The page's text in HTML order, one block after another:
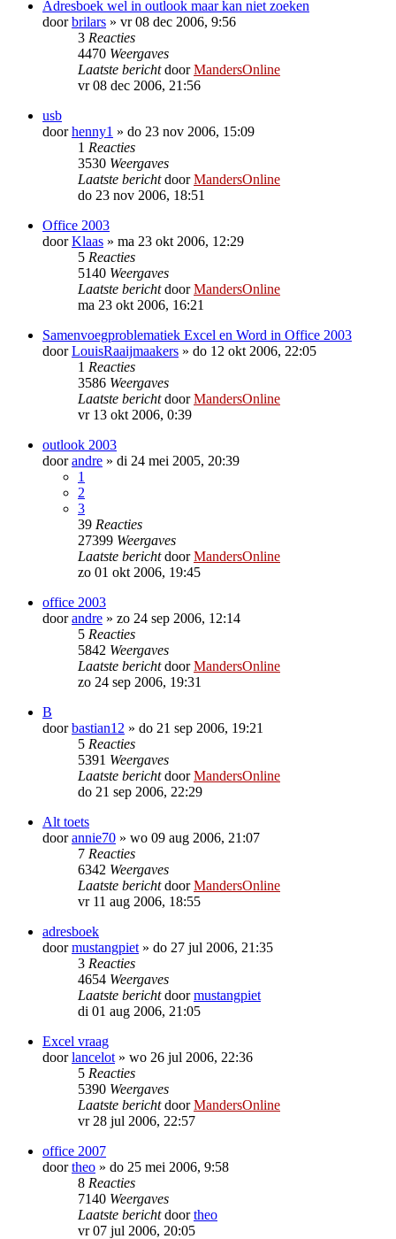
Adresboek wel in outlook maar kan niet zoeken
doorbrilars » vr 08 dec 2006, 9:56
3 Reacties
4470 Weergaves
Laatste berichtdoorMandersOnline
vr 08 dec 2006, 21:56
usb
doorhenny1 » do 23 nov 2006, 15:09
1 Reacties
3530 Weergaves
Laatste berichtdoorMandersOnline
do 23 nov 2006, 18:51
Office 2003
doorKlaas » ma 23 okt 2006, 12:29
5 Reacties
5140 Weergaves
Laatste berichtdoorMandersOnline
ma 23 okt 2006, 16:21
Samenvoegproblematiek Excel en Word in Office 2003
doorLouisRaaijmaakers » do 12 okt 2006, 22:05
1 Reacties
3586 Weergaves
Laatste berichtdoorMandersOnline
vr 13 okt 2006, 0:39
outlook 2003
doorandre » di 24 mei 2005, 20:39
1
2
3
39 Reacties
27399 Weergaves
Laatste berichtdoorMandersOnline
zo 01 okt 2006, 19:45
office 2003
doorandre » zo 24 sep 2006, 12:14
5 Reacties
5842 Weergaves
Laatste berichtdoorMandersOnline
zo 24 sep 2006, 19:31
B
doorbastian12 » do 21 sep 2006, 19:21
5 Reacties
5391 Weergaves
Laatste berichtdoorMandersOnline
do 21 sep 2006, 22:29
Alt toets
doorannie70 » wo 09 aug 2006, 21:07
7 Reacties
6342 Weergaves
Laatste berichtdoorMandersOnline
vr 11 aug 2006, 18:55
adresboek
doormustangpiet » do 27 jul 2006, 21:35
3 Reacties
4654 Weergaves
Laatste berichtdoormustangpiet
di 01 aug 2006, 21:05
Excel vraag
doorlancelot » wo 26 jul 2006, 22:36
5 Reacties
5390 Weergaves
Laatste berichtdoorMandersOnline
vr 28 jul 2006, 22:57
office 2007
doortheo » do 25 mei 2006, 9:58
8 Reacties
7140 Weergaves
Laatste berichtdoortheo
vr 07 jul 2006, 20:05